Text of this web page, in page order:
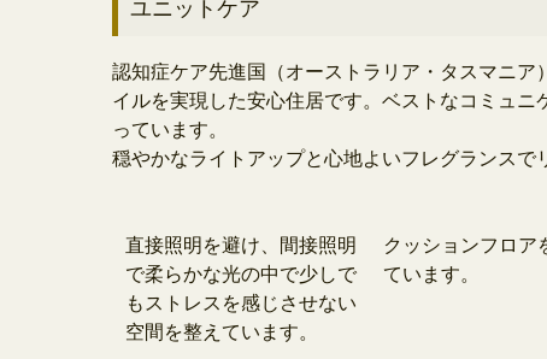
ユニットケア
認知症ケア先進国（オーストラリア・タスマニア
イルを実現した安心住居です。ベストなコミュ
っています。
穏やかなライトアップと心地よいフレグランスで
直接照明を避け、間接照明
で柔らかな光の中で少しで
もストレスを感じさせない
空間を整えています。
クッションフロア
ています。